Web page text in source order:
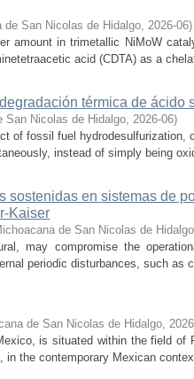
de San Nicolas de Hidalgo, 2026-06)
amount in trimetallic NiMoW
acid (CDTA) as a
térmica de ácido
San Nicolas de Hidalgo, 2026-06)
of fossil fuel
instead of simply being
sostenidas en sistemas de
Kaiser
de San Nicolas de Hidalgo
may compromise the
periodic disturbances, such as
de San Nicolas de Hidalgo,
is situated within the field of
the contemporary Mexican